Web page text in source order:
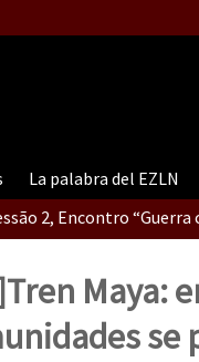
La palabra del EZLN
2, Encontro
1, do Encontro
Maya:
se